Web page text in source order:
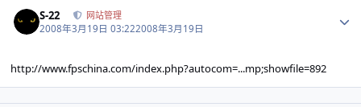
S-22 网站管理
2008年3月19日 03:222008年3月19日
http://www.fpschina.com/index.php?autocom=...mp;showfile=892